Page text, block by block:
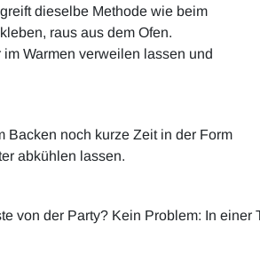
dieselbe Methode wie beim
raus aus dem Ofen.
Warmen verweilen lassen und
Backen noch kurze Zeit in der Form
abkühlen lassen.
von der Party? Kein Problem: In